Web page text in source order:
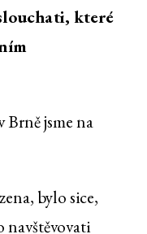
které
jsme na
bylo sice,
navštěvovati